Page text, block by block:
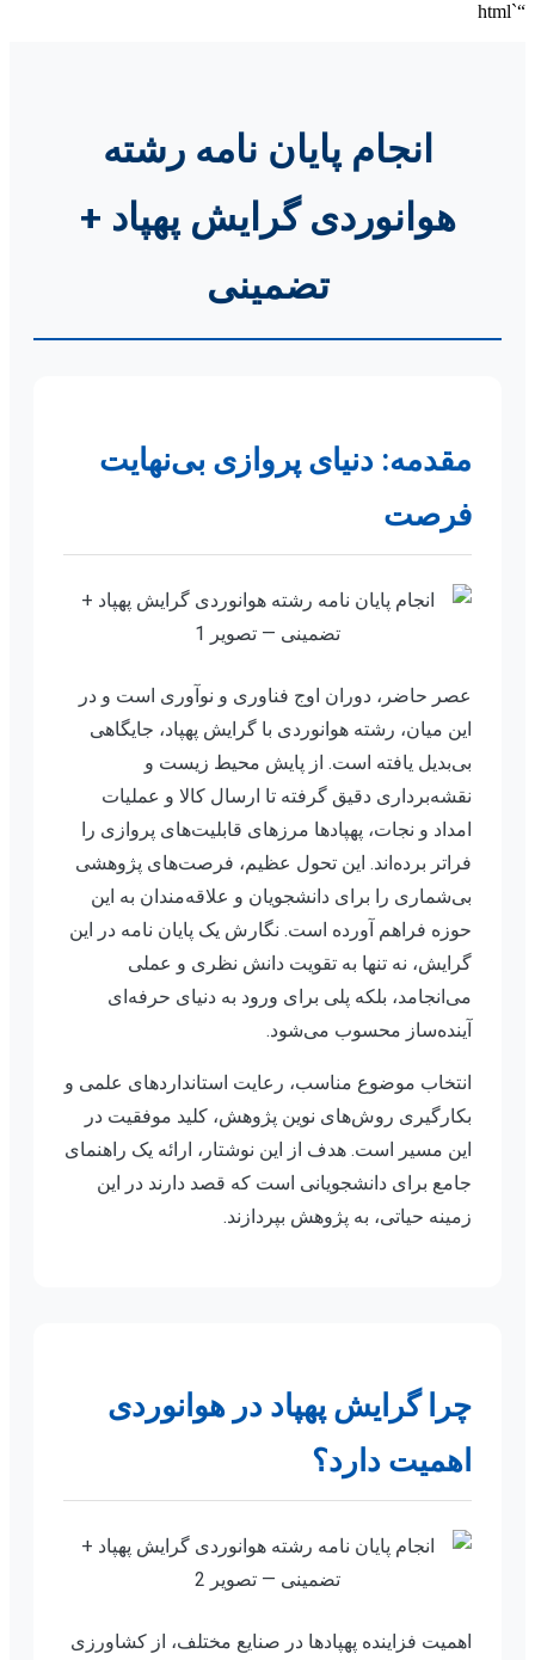
“`html
انجام پایان نامه رشته
هوانوردی گرایش پهپاد +
تضمینی
مقدمه: دنیای پروازی بی‌نهایت
فرصت
عصر حاضر، دوران اوج فناوری و نوآوری است و در
این میان، رشته هوانوردی با گرایش پهپاد، جایگاهی
بی‌بدیل یافته است. از پایش محیط زیست و
نقشه‌برداری دقیق گرفته تا ارسال کالا و عملیات
امداد و نجات، پهپادها مرزهای قابلیت‌های پروازی را
فراتر برده‌اند. این تحول عظیم، فرصت‌های پژوهشی
بی‌شماری را برای دانشجویان و علاقه‌مندان به این
حوزه فراهم آورده است. نگارش یک پایان نامه در این
گرایش، نه تنها به تقویت دانش نظری و عملی
می‌انجامد، بلکه پلی برای ورود به دنیای حرفه‌ای
آینده‌ساز محسوب می‌شود.
انتخاب موضوع مناسب، رعایت استانداردهای علمی و
بکارگیری روش‌های نوین پژوهش، کلید موفقیت در
این مسیر است. هدف از این نوشتار، ارائه یک راهنمای
جامع برای دانشجویانی است که قصد دارند در این
زمینه حیاتی، به پژوهش بپردازند.
چرا گرایش پهپاد در هوانوردی
اهمیت دارد؟
اهمیت فزاینده پهپادها در صنایع مختلف، از کشاورزی